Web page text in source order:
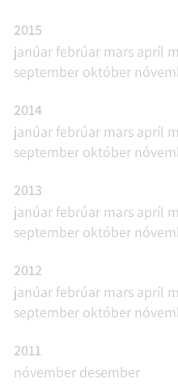
2015
janúar febrúar mars apríl
september október
2014
janúar febrúar mars apríl
september október
2013
janúar febrúar mars apríl
september október
2012
janúar febrúar mars apríl
september október
2011
nóvember desember